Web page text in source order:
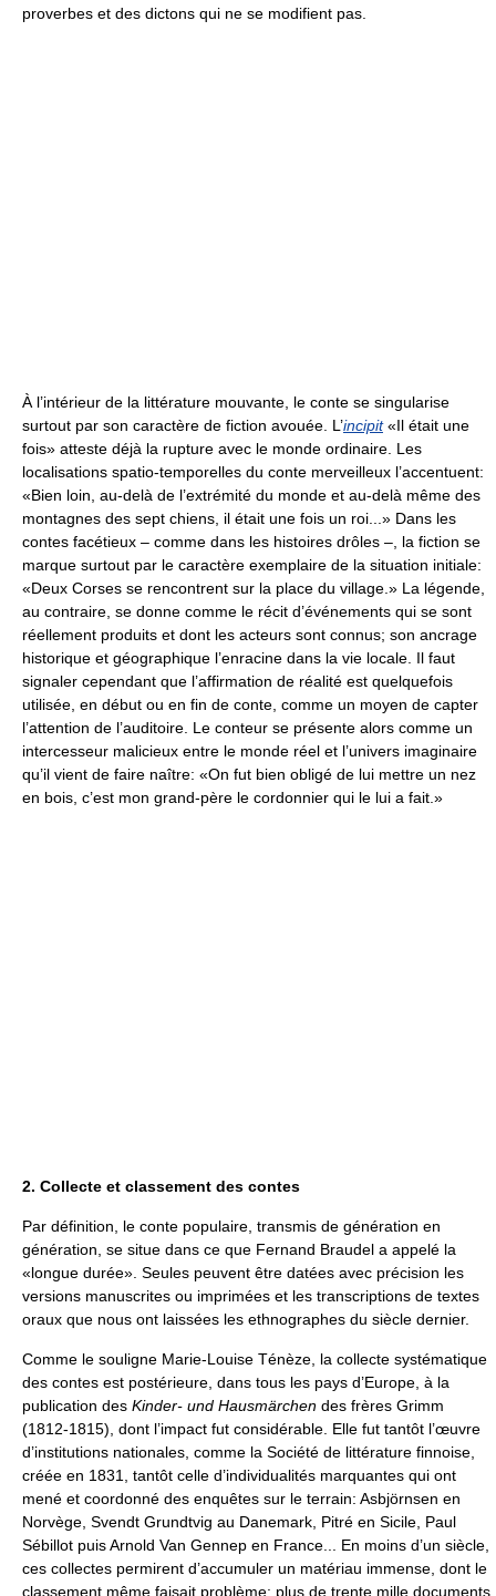
proverbes et des dictons qui ne se modifient pas.
À l’intérieur de la littérature mouvante, le conte se singularise
surtout par son caractère de fiction avouée. L’incipit «Il était une
fois» atteste déjà la rupture avec le monde ordinaire. Les
localisations spatio-temporelles du conte merveilleux l’accentuent:
«Bien loin, au-delà de l’extrémité du monde et au-delà même des
montagnes des sept chiens, il était une fois un roi...» Dans les
contes facétieux – comme dans les histoires drôles –, la fiction se
marque surtout par le caractère exemplaire de la situation initiale:
«Deux Corses se rencontrent sur la place du village.» La légende,
au contraire, se donne comme le récit d’événements qui se sont
réellement produits et dont les acteurs sont connus; son ancrage
historique et géographique l’enracine dans la vie locale. Il faut
signaler cependant que l’affirmation de réalité est quelquefois
utilisée, en début ou en fin de conte, comme un moyen de capter
l’attention de l’auditoire. Le conteur se présente alors comme un
intercesseur malicieux entre le monde réel et l’univers imaginaire
qu’il vient de faire naître: «On fut bien obligé de lui mettre un nez
en bois, c’est mon grand-père le cordonnier qui le lui a fait.»
2. Collecte et classement des contes
Par définition, le conte populaire, transmis de génération en
génération, se situe dans ce que Fernand Braudel a appelé la
«longue durée». Seules peuvent être datées avec précision les
versions manuscrites ou imprimées et les transcriptions de textes
oraux que nous ont laissées les ethnographes du siècle dernier.
Comme le souligne Marie-Louise Ténèze, la collecte systématique
des contes est postérieure, dans tous les pays d’Europe, à la
publication des Kinder- und Hausmärchen des frères Grimm
(1812-1815), dont l’impact fut considérable. Elle fut tantôt l’œuvre
d’institutions nationales, comme la Société de littérature finnoise,
créée en 1831, tantôt celle d’individualités marquantes qui ont
mené et coordonné des enquêtes sur le terrain: Asbjörnsen en
Norvège, Svendt Grundtvig au Danemark, Pitré en Sicile, Paul
Sébillot puis Arnold Van Gennep en France... En moins d’un siècle,
ces collectes permirent d’accumuler un matériau immense, dont le
classement même faisait problème: plus de trente mille documents